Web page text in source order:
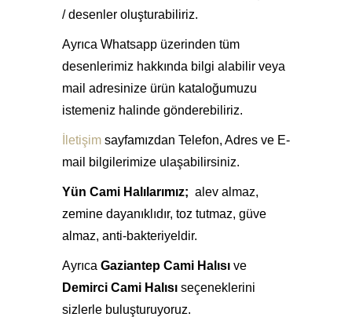
/ desenler oluşturabiliriz.
Ayrıca Whatsapp üzerinden tüm
desenlerimiz hakkında bilgi alabilir veya
mail adresinize ürün kataloğumuzu
istemeniz halinde gönderebiliriz.
İletişim sayfamızdan Telefon, Adres ve E-
mail bilgilerimize ulaşabilirsiniz.
Yün Cami Halılarımız; alev almaz,
zemine dayanıklıdır, toz tutmaz, güve
almaz, anti-bakteriyeldir.
Ayrıca Gaziantep Cami Halısı ve
Demirci Cami Halısı seçeneklerini
sizlerle buluşturuyoruz.